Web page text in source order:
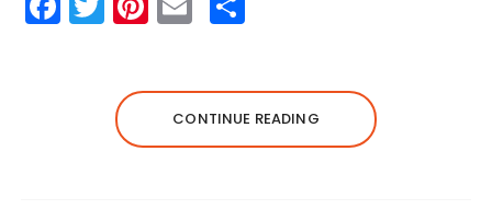
a w
te
r
n
re
st
m
l re
CONTINUE READING